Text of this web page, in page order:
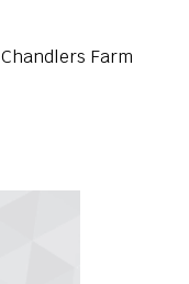
Chandlers Farm